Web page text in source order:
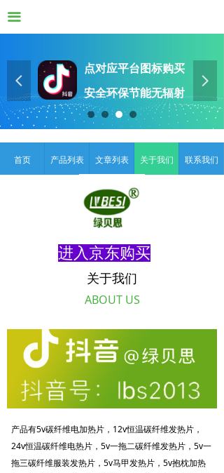
끀
点对应平台图标购买
安全环保节能无辐射
넳 넲
关于我们
ABOUT US
产品有5v碳纤维电加热片，12v恒温碳纤维发热片，
24v恒温碳纤维电热片，5v一拖二碳纤维发热片，5v一
拖三碳纤维服装发热片，5v马甲发热片，5v抱枕加热
首页 产品列表 文章列表 关于我们 联系我们
进入京东购买